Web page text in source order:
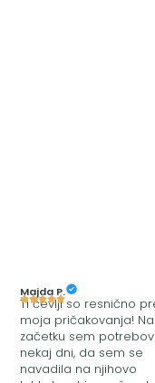
Majda P.
Ti čevlji so resnično
moja pričakovanja! Na
začetku sem
nekaj dni, da sem se
navadila na njihovo